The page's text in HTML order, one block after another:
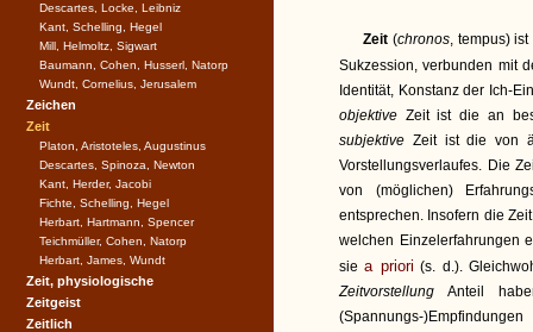
Zeit (chronos, tempus)
Sukzession, verbunden mit
Identität, Konstanz der Ich-
objektive Zeit ist die an
subjektive Zeit ist die von
Vorstellungsverlaufes. Die
von (möglichen)
entsprechen. Insofern die
welchen Einzelerfahrungen
siea priori (s. d.).
ZeitvorstellungAnteil
(Spannungs-
Descartes, Locke, Leibniz
Kant, Schelling, Hegel
Mill, Helmoltz, Sigwart
Baumann, Cohen, Husserl, Natorp
Wundt, Cornelius, Jerusalem
Zeichen
Zeit
Platon, Aristoteles, Augustinus
Descartes, Spinoza, Newton
Kant, Herder, Jacobi
Fichte, Schelling, Hegel
Herbart, Hartmann, Spencer
Teichmüller, Cohen, Natorp
Herbart, James, Wundt
Zeit, physiologische
Zeitgeist
Zeitlich